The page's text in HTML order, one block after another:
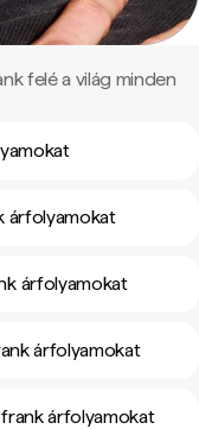
felé a világ minden
árfolyamokat
árfolyamokat
árfolyamokat
árfolyamokat